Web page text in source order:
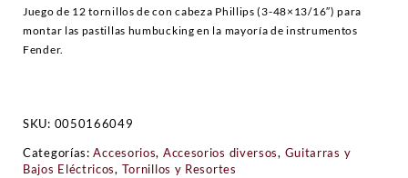
Juego de 12 tornillos de con cabeza Phillips (3-48×13/16″) para
montar las pastillas humbucking en la mayoría de instrumentos
Fender.
SKU: 0050166049
Categorías:Accesorios, Accesorios diversos, Guitarras y
Bajos Eléctricos, Tornillos y Resortes